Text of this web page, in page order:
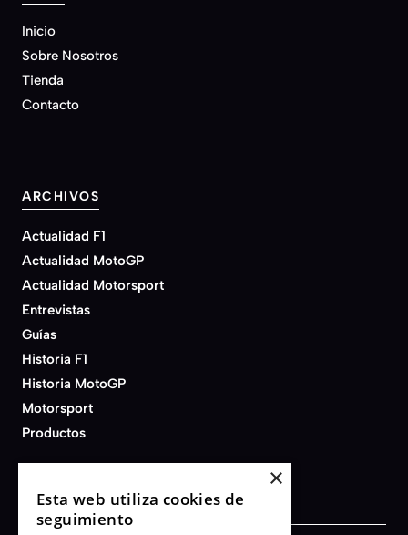
Inicio
Sobre Nosotros
Tienda
Contacto
ARCHIVOS
Actualidad F1
Actualidad MotoGP
Actualidad Motorsport
Entrevistas
Guías
Historia F1
Historia MotoGP
Motorsport
Productos
×
Esta web utiliza cookies de
seguimiento